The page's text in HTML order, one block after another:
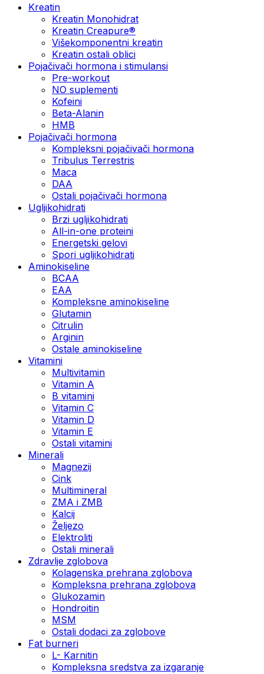
Kreatin
Kreatin Monohidrat
Kreatin Creapure®
Višekomponentni kreatin
Kreatin ostali oblici
Pojačivači hormona i stimulansi
Pre-workout
NO suplementi
Kofeini
Beta-Alanin
HMB
Pojačivači hormona
Kompleksni pojačivači hormona
Tribulus Terrestris
Maca
DAA
Ostali pojačivači hormona
Ugljikohidrati
Brzi ugljikohidrati
All-in-one proteini
Energetski gelovi
Spori ugljikohidrati
Aminokiseline
BCAA
EAA
Kompleksne aminokiseline
Glutamin
Citrulin
Arginin
Ostale aminokiseline
Vitamini
Multivitamin
Vitamin A
B vitamini
Vitamin C
Vitamin D
Vitamin E
Ostali vitamini
Minerali
Magnezij
Cink
Multimineral
ZMA i ZMB
Kalcij
Željezo
Elektroliti
Ostali minerali
Zdravlje zglobova
Kolagenska prehrana zglobova
Kompleksna prehrana zglobova
Glukozamin
Hondroitin
MSM
Ostali dodaci za zglobove
Fat burneri
L- Karnitin
Kompleksna sredstva za izgaranje